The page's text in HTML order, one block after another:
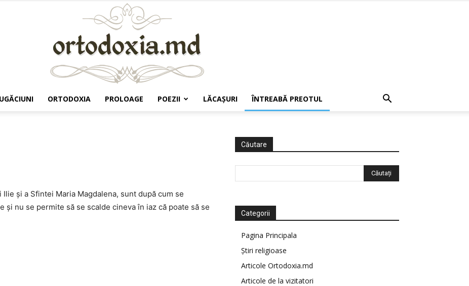
ORTODOXIA PROLOAGE POEZII LĂCAŞURI ÎNTREABĂ PREOTUL
şi a Sfintei Maria Magdalena, sunt după cum se
nu se permite să se scalde cineva în iaz că poate să se
Căutare
Categorii
Pagina Principala
Știri religioase
Articole Ortodoxia.md
Articole de la vizitatori